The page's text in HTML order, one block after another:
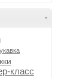
-
класс